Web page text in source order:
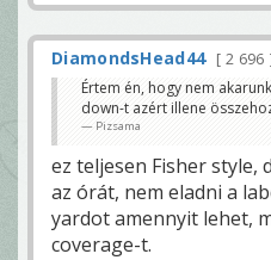
DiamondsHead44 2 696
Értem én, hogy nem
down-t azért illene
Pizsama
ez teljesen Fisher style,
az órát, nem eladni a
yardot amennyit lehet,
coverage-t.